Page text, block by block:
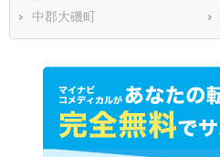
中郡大磯町